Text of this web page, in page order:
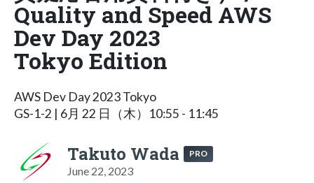
Quality and Speed AWS
Dev Day 2023
Tokyo Edition
AWS Dev Day 2023 Tokyo
GS-1-2 | 6月 22 日（木）10:55 - 11:45
Takuto Wada PRO
June 22, 2023